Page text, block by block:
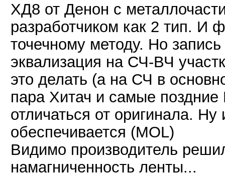
XД8 от Денон с
разработчиком как 2 тип. И
точечному методу. Но
эквализация на СЧ-ВЧ
это делать (а на СЧ в
пара Хитач и самые
отличаться от оригинала.
обеспечивается (MOL)
Видимо производитель
намагниченность ленты...